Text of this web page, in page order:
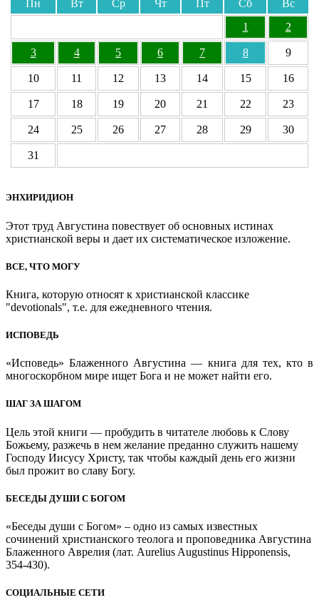
Пн Вт Ср Чт Пт Сб
Вс
1
2
3 4 5 6 7 8 9
10 11 12 13 14 15 16
17 18 19 20 21 22 23
24 25 26 27 28 29 30
31
ЭНХИРИДИОН
Этот труд Августина повествует об основных истинах
христианской веры и дает их систематическое изложение.
ВСЕ, ЧТО МОГУ
Книга, которую относят к христианской классике
"devotionals", т.е. для ежедневного чтения.
ИСПОВЕДЬ
«Исповедь» Блаженного Августина — книга для тех, кто в
многоскорбном мире ищет Бога и не может найти его.
ШАГ ЗА ШАГОМ
Цель этой книги — пробудить в читателе любовь к Слову
Божьему, разжечь в нем желание преданно служить нашему
Господу Иисусу Христу, так чтобы каждый день его жизни
был прожит во славу Богу.
БЕСЕДЫ ДУШИ С БОГОМ
«Беседы души с Богом» – одно из самых известных
сочинений христианского теолога и проповедника Августина
Блаженного Аврелия (лат. Aurelius Augustinus Hipponensis,
354-430).
СОЦИАЛЬНЫЕ СЕТИ